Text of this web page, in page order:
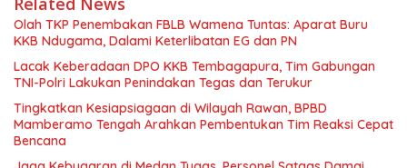
Olah TKP Penembakan FBLB Wamena Tuntas: Aparat Buru
KKB Ndugama, Dalami Keterlibatan EG dan PN
Lacak Keberadaan DPO KKB Tembagapura, Tim Gabungan
TNI-Polri Lakukan Penindakan Tegas dan Terukur
Tingkatkan Kesiapsiagaan di Wilayah Rawan, BPBD
Mamberamo Tengah Arahkan Pembentukan Tim Reaksi Cepat
Bencana